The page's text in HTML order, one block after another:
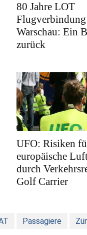
80 Jahre LOT
Warschau: Ein
zurück
UFO: Risiken
europäische
durch
Golf Carrier
Passagiere